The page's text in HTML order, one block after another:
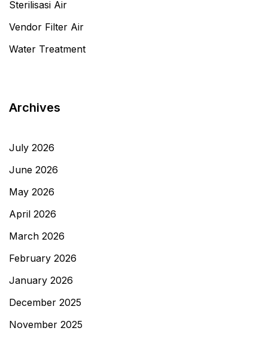
Sterilisasi Air
Vendor Filter Air
Water Treatment
Archives
July 2026
June 2026
May 2026
April 2026
March 2026
February 2026
January 2026
December 2025
November 2025